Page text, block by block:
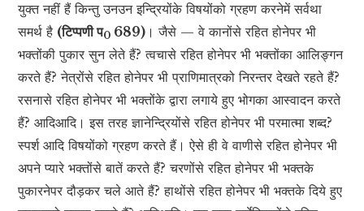
युक्त नहीं हैं किन्तु उनउन इन्द्रियोंके विषयोंको ग्रहण करनेमें सर्वथा
समर्थ है (टिप्पणी प0 689) । जैसे — वे कानोंसे रहित होनेपर भी
भक्तोंकी पुकार सुन लेते हैं? त्वचासे रहित होनेपर भी भक्तोंका आलिङ्गन
करते हैं? नेत्रोंसे रहित होनेपर भी प्राणिमात्रको निरन्तर देखते रहते हैं?
रसनासे रहित होनेपर भी भक्तोंके द्वारा लगाये हुए भोगका आस्वादन करते
हैं? आदिआदि। इस तरह ज्ञानेन्द्रियोंसे रहित होनेपर भी परमात्मा शब्द?
स्पर्श आदि विषयोंको ग्रहण करते हैं। ऐसे ही वे वाणीसे रहित होनेपर भी
अपने प्यारे भक्तोंसे बातें करते हैं? चरणोंसे रहित होनेपर भी भक्तके
पुकारनेपर दौड़कर चले आते हैं? हाथोंसे रहित होनेपर भी भक्तके दिये हुए